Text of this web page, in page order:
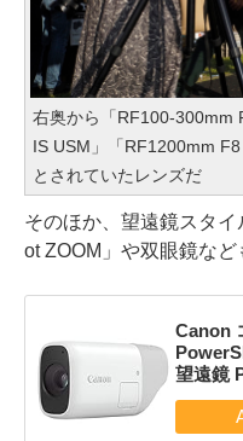
右奥から「RF100-300mm
IS USM」「RF1200mm
とされていたレンズだ
そのほか、望遠鏡スタ
ot ZOOM」や双眼鏡など
Canon
望遠鏡